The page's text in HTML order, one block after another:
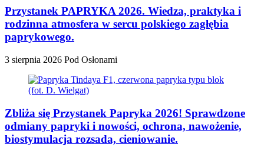
Przystanek PAPRYKA 2026. Wiedza, praktyka i
rodzinna atmosfera w sercu polskiego zagłębia
paprykowego.
3 sierpnia 2026 Pod Osłonami
Zbliża się Przystanek Papryka 2026! Sprawdzone
odmiany papryki i nowości, ochrona, nawożenie,
biostymulacja rozsada, cieniowanie.